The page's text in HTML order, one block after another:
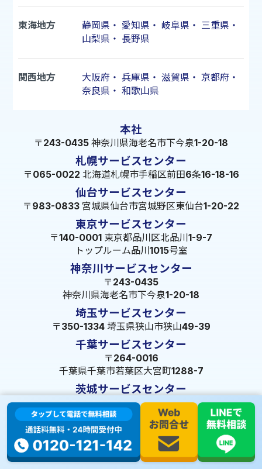
東海地方 静岡県 ・ 愛知県 ・ 岐阜県 ・ 三重県 ・
山梨県 ・ 長野県
関西地方 大阪府 ・ 兵庫県 ・ 滋賀県 ・ 京都府 ・
奈良県 ・ 和歌山県
本社
〒243-0435 神奈川県海老名市下今泉1-20-18
札幌サービスセンター
〒065-0022 北海道札幌市手稲区前田6条16-18-16
仙台サービスセンター
〒983-0833 宮城県仙台市宮城野区東仙台1-20-22
東京サービスセンター
〒140-0001 東京都品川区北品川1-9-7
トップルーム品川1015号室
神奈川サービスセンター
〒243-0435
神奈川県海老名市下今泉1-20-18
埼玉サービスセンター
〒350-1334 埼玉県狭山市狭山49-39
千葉サービスセンター
〒264-0016
千葉県千葉市若葉区大宮町1288-7
茨城サービスセンター
〒309-1717 茨城県笠間市旭町322-2 102号
長野サービスセンター
〒380-0921 長野県長野市大字栗田653-141 皐月ビル
名古屋サービスセンター
〒455-0014 名古屋市港区港楽3-13-22